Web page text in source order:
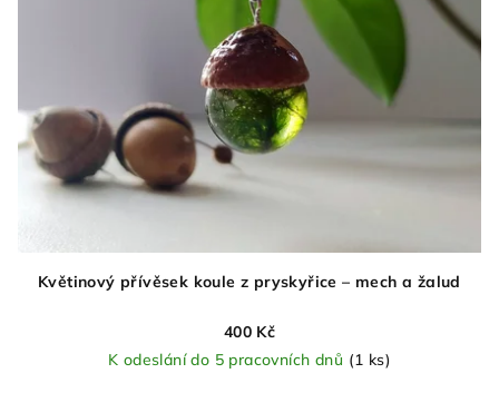
Květinový přívěsek koule z pryskyřice – mech a žalud
400 Kč
K odeslání do 5 pracovních dnů (1 ks)